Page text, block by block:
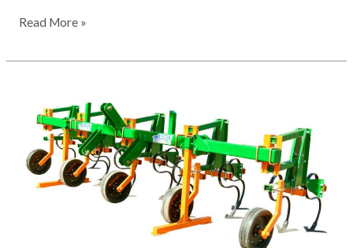
CULTIVADOR
LINHAS
MODELO
CAH
A
(Completo)
Read More »